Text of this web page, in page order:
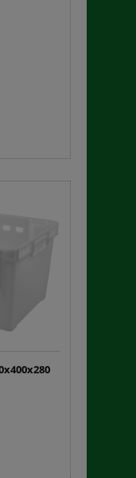
Nadziewarka
Cena
Najniższa